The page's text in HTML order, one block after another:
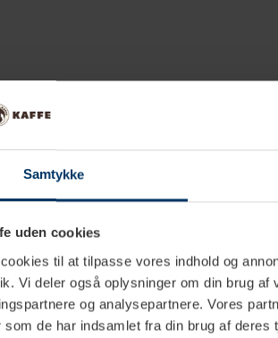
Samtykke
uden cookies
til at tilpasse vores indhold og
Vi deler også oplysninger om din brug
og analysepartnere. Vores
som de har indsamlet fra din brug af deres